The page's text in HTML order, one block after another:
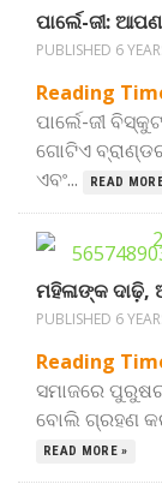
ପାର୍ଲେ-ଜୀ:
PUBLISHED 6
Reading
ପାର୍ଲେ-ଜୀ
ଗୋଟିଏ
ଏବଂ...
READ
ମହିଳାଙ୍କ
PUBLISHED 6
Reading
ସମାଜରେ
ବୋଲି ଗ୍ରହଣ
READ MORE »